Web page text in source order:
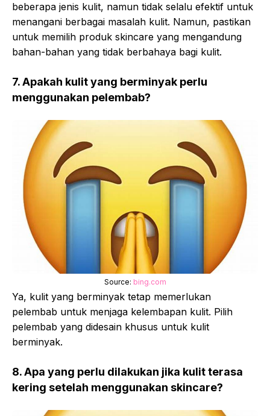
beberapa jenis kulit, namun tidak selalu efektif untuk
menangani berbagai masalah kulit. Namun, pastikan
untuk memilih produk skincare yang mengandung
bahan-bahan yang tidak berbahaya bagi kulit.
7. Apakah kulit yang berminyak perlu
menggunakan pelembab?
Source: bing.com
Ya, kulit yang berminyak tetap memerlukan
pelembab untuk menjaga kelembapan kulit. Pilih
pelembab yang didesain khusus untuk kulit
berminyak.
8. Apa yang perlu dilakukan jika kulit terasa
kering setelah menggunakan skincare?